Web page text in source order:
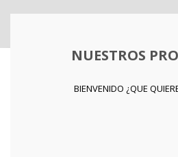
NUESTROS
BIENVENIDO ¿QUE